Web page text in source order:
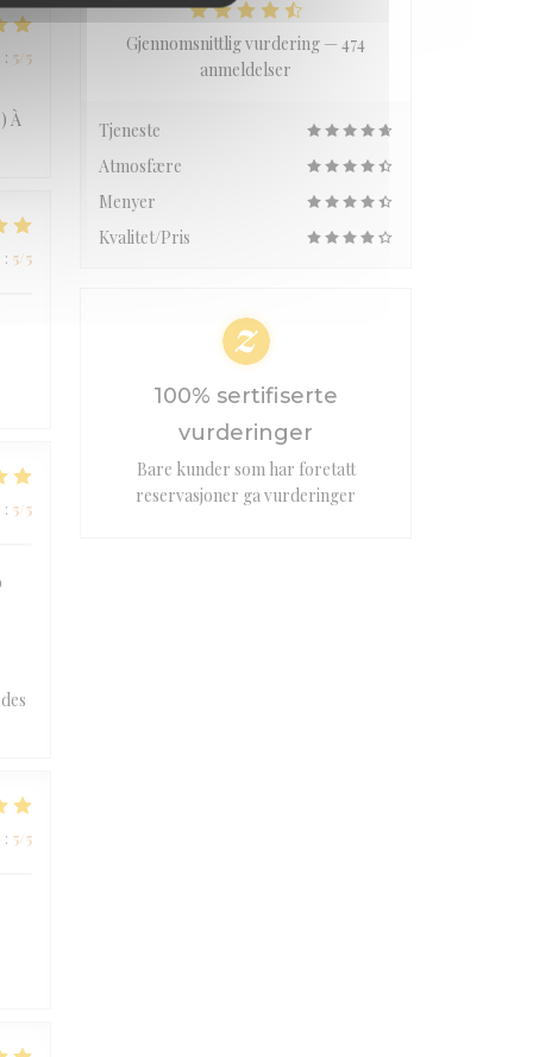
: 5 /5
À
: 5/5
: 5/5
: 5/5
Gjennomsnittlig vurdering — 474
anmeldelser
Tjeneste
Atmosfære
Menyer
Kvalitet/Pris
100% sertifiserte
vurderinger
Bare kunder som har foretatt
reservasjoner ga vurderinger